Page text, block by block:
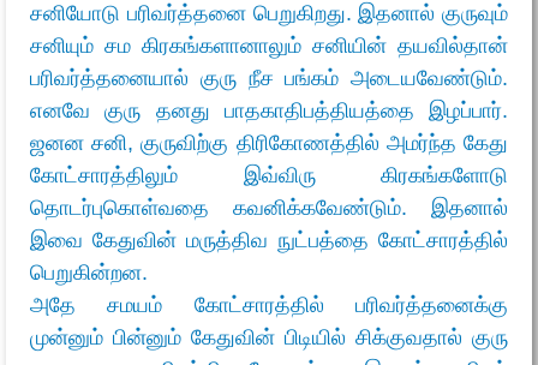
சனியோடு பரிவர்த்தனை பெறுகிறது. இதனால் குருவும்
சனியும் சம கிரகங்களானாலும் சனியின் தயவில்தான்
பரிவர்த்தனையால் குரு நீச பங்கம் அடையவேண்டும்.
எனவே குரு தனது பாதகாதிபத்தியத்தை இழப்பார்.
ஜனன சனி, குருவிற்கு திரிகோணத்தில் அமர்ந்த கேது
கோட்சாரத்திலும் இவ்விரு கிரகங்களோடு
தொடர்புகொள்வதை கவனிக்கவேண்டும். இதனால்
இவை கேதுவின் மருத்திவ நுட்பத்தை கோட்சாரத்தில்
பெறுகின்றன.
அதே சமயம் கோட்சாரத்தில் பரிவர்த்தனைக்கு
முன்னும் பின்னும் கேதுவின் பிடியில் சிக்குவதால் குரு